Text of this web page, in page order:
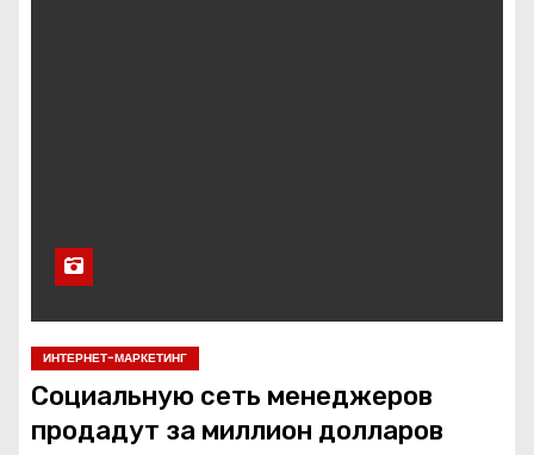
ИНТЕРНЕТ-МАРКЕТИНГ
Социальную сеть менеджеров
продадут за миллион долларов